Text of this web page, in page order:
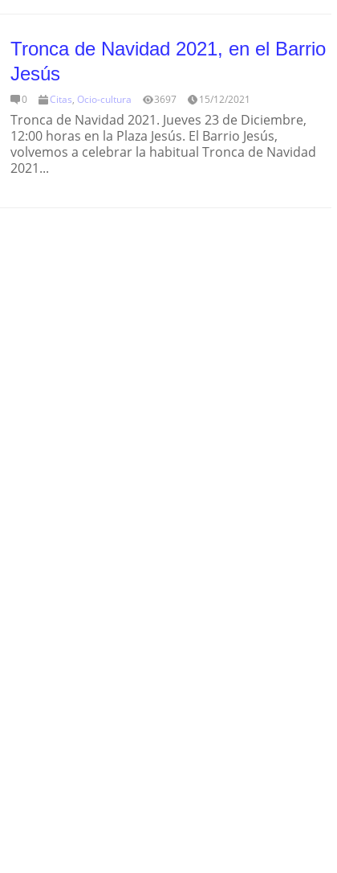
Tronca de Navidad 2021, en el Barrio
Jesús
0 Citas, Ocio-cultura 3697 15/12/2021
Tronca de Navidad 2021. Jueves 23 de Diciembre,
12:00 horas en la Plaza Jesús. El Barrio Jesús,
volvemos a celebrar la habitual Tronca de Navidad
2021...